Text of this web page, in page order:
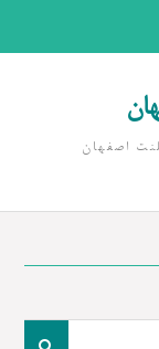
اصفهان